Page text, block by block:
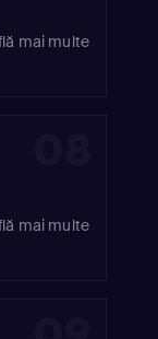
mai multe
mai multe